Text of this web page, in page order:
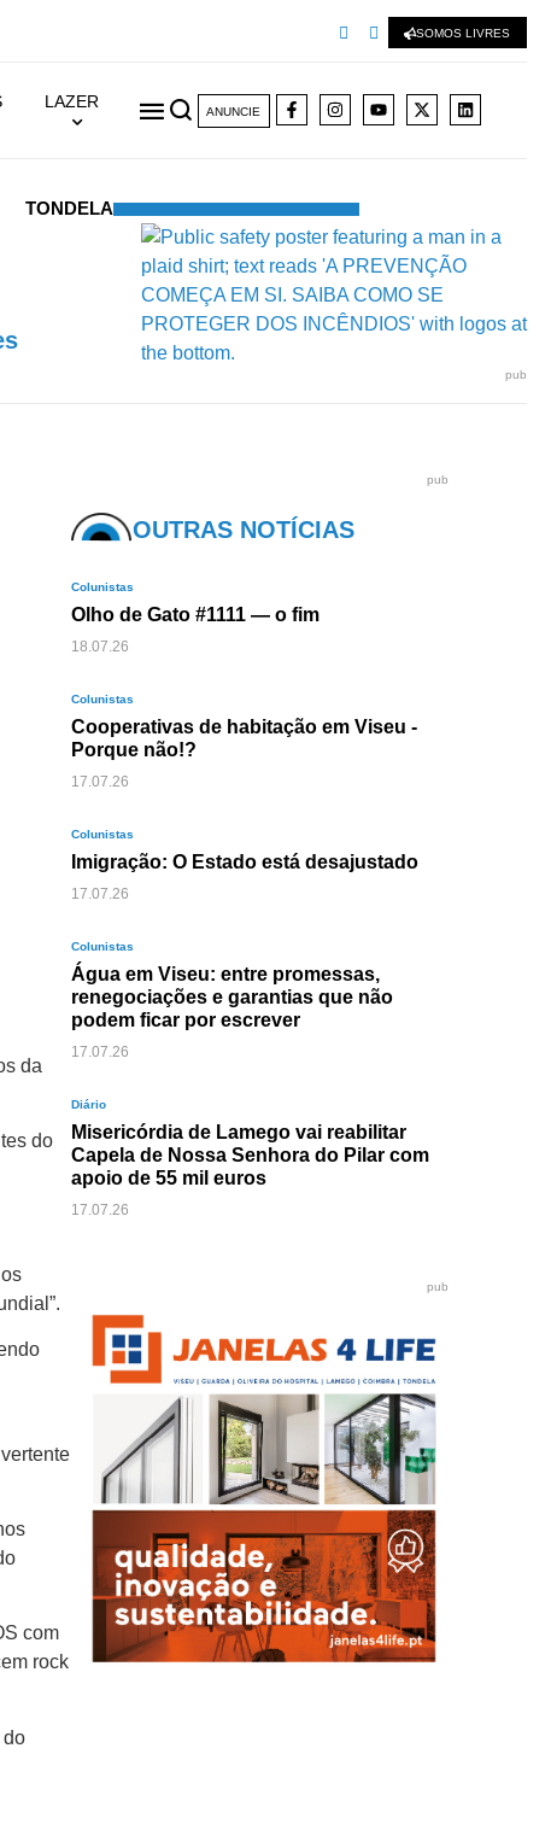
SOMOS LIVRES
LAZER
ANUNCIE
TONDELA
pub
da
do
com
rock
do
pub
OUTRAS NOTÍCIAS
Colunistas
Olho de Gato #1111 — o fim
18.07.26
Colunistas
Cooperativas de habitação em Viseu -
Porque não!?
17.07.26
Colunistas
Imigração: O Estado está desajustado
17.07.26
Colunistas
Água em Viseu: entre promessas,
renegociações e garantias que não
podem ficar por escrever
17.07.26
Diário
Misericórdia de Lamego vai reabilitar
Capela de Nossa Senhora do Pilar com
apoio de 55 mil euros
17.07.26
pub